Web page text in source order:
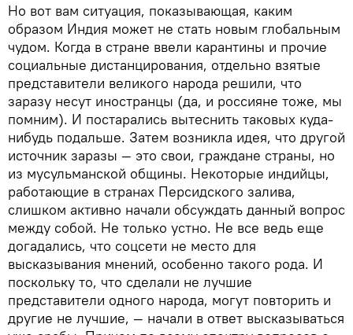
Но вот вам ситуация, показывающая, каким
образом Индия может не стать новым глобальным
чудом. Когда в стране ввели карантины и прочие
социальные дистанцирования, отдельно взятые
представители великого народа решили, что
заразу несут иностранцы (да, и россияне тоже, мы
помним). И постарались вытеснить таковых куда-
нибудь подальше. Затем возникла идея, что другой
источник заразы — это свои, граждане страны, но
из мусульманской общины. Некоторые индийцы,
работающие в странах Персидского залива,
слишком активно начали обсуждать данный вопрос
между собой. Не только устно. Не все ведь еще
догадались, что соцсети не место для
высказывания мнений, особенно такого рода. И
поскольку то, что сделали не лучшие
представители одного народа, могут повторить и
другие не лучшие, — начали в ответ высказываться